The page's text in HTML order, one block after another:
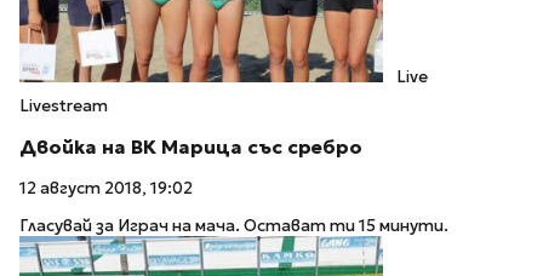
Live
Livestream
Двойка на ВК Марица със сребро
12 август 2018, 19:02
Гласувай за Играч на мача. Остават ти 15 минути.